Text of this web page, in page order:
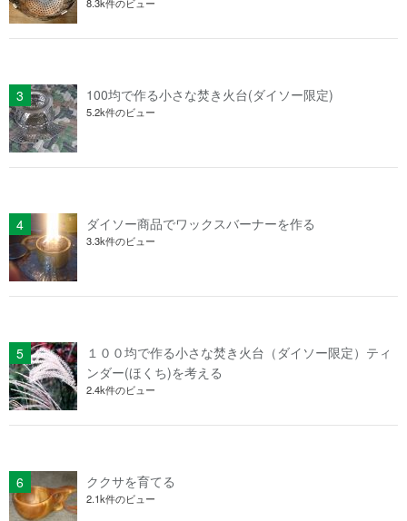
100均で作る小さな焚き火台(ダイソー限定)
5.2k件のビュー
ダイソー商品でワックスバーナーを作る
3.3k件のビュー
１００均で作る小さな焚き火台（ダイソー限定）ティ
ンダー(ほくち)を考える
2.4k件のビュー
ククサを育てる
2.1k件のビュー